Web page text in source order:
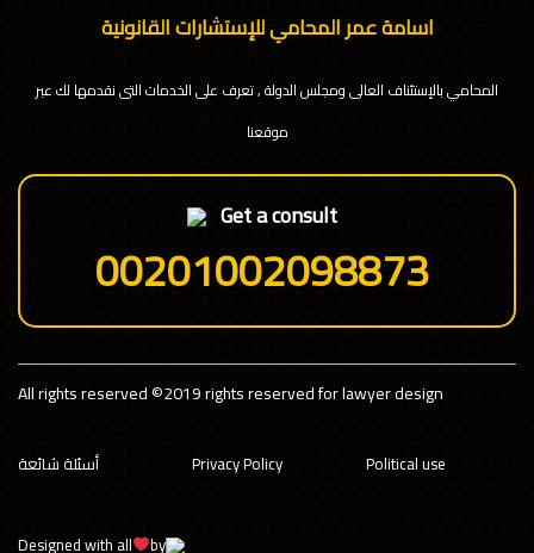
اسامة عمر المحامي للإستشارات القانونية
المحامي بالإستئناف العالى ومجلس الدولة , تعرف على الخدمات التى نقدمها لك عبر
موقعنا
Get a consult
00201002098873
All rights reserved©2019 rights reserved for lawyer design
أسئلة شائعة Privacy Policy Political use
Designed with all by